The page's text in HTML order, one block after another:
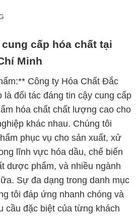
cấp hóa chất tại
Minh
Công ty Hóa Chất Đắc
đối tác đáng tin cậy cung cấp
hóa chất chất lượng cao cho
khác nhau. Chúng tôi
phục vụ cho sản xuất, xử
lĩnh vực hóa dầu, chế biến
dược phẩm, và nhiều ngành
Sự đa dạng trong danh mục
tôi đáp ứng nhanh chóng và
cầu đặc biệt của từng khách